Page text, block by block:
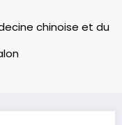
chinoise et du